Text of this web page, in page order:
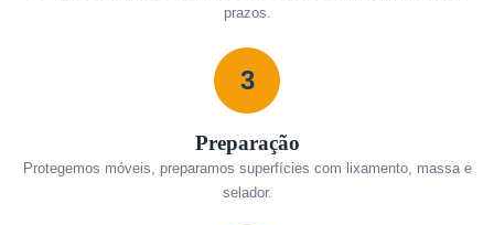
prazos.
3
Preparação
Protegemos móveis, preparamos superfícies com lixamento, massa e
selador.